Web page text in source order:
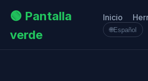
🟢 Pantalla
verde
Inicio
🌐Español